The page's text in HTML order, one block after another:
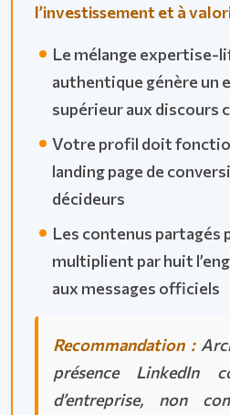
l’investissement et à
Le mélange expertise-
authentique génère un
supérieur aux discours
Votre profil doit
landing page de
décideurs
Les contenus partagés
multiplient par huit
aux messages officiels
Recommandation :
présence LinkedIn
d’entreprise, non